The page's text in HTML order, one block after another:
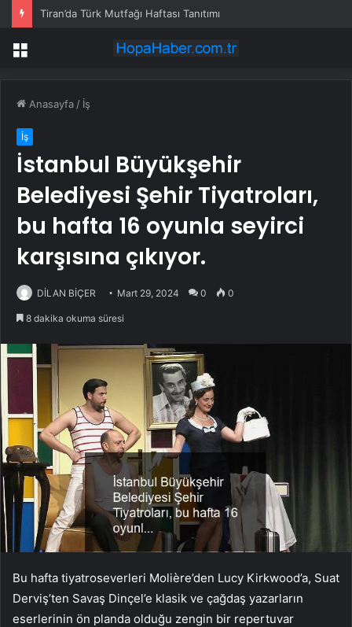
Hatay’da Gıda Denetimleri Başladı
Menü
Anasayfa / İş
İş
İstanbul Büyükşehir
Belediyesi Şehir Tiyatroları,
bu hafta 16 oyunla seyirci
karşısına çıkıyor.
DİLAN BİÇER Mart 29, 2024 0 0
8 dakika okuma süresi
Bu hafta tiyatroseverleri Molière’den Lucy Kirkwood’a, Suat
Derviş’ten Savaş Dinçel’e klasik ve çağdaş yazarların
eserlerinin ön planda olduğu zengin bir repertuvar